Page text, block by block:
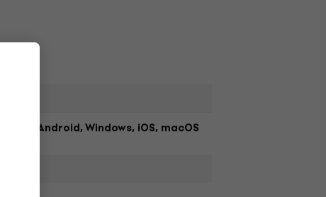
Android, Windows, iOS, macOS